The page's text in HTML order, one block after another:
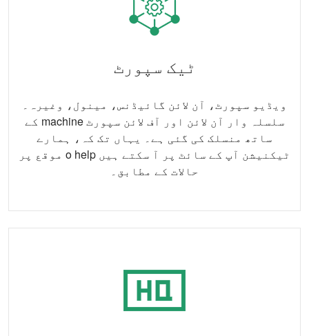
ٹیک سپورٹ
ویڈیو سپورٹ، آن لائن گائیڈنس، مینول، وغیرہ۔
سلسلہ وار آن لائن اور آف لائن سپورٹ machine کے
ساتھ منسلک کی گئی ہے۔ یہاں تک کہ، ہمارے
ٹیکنیشن آپ کے سائٹ پر آ سکتے ہیں o help موقع پر
حالات کے مطابق۔